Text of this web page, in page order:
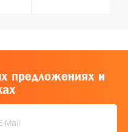
предложениях и